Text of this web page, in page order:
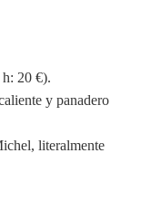
20 €).
y panadero
literalmente